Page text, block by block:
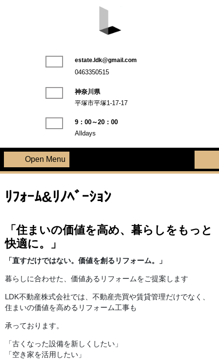
estate.ldk@gmail.com
0463350515Phone
神奈川県
平塚市平塚1-17-17
9：00～20：00
Alldays
Open MenuOpen
Menu
ﾘﾌｫｰﾑ&ﾘﾉﾍﾞｰｼｮﾝ
「住まいの価値を高め、暮らしをもっと
快適に。」
「直すだけではない。価値を創るリフォーム。」
暮らしに合わせた、価値あるリフォームをご提案します
LDK不動産株式会社では、不動産売買や賃貸管理だけでなく、
住まいの価値を高めるリフォーム工事も
承っております。
「古くなった設備を新しくしたい」
「空き家を活用したい」